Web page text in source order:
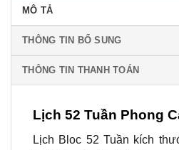
MÔ TẢ
THÔNG TIN BỔ SUNG
THÔNG TIN THANH TOÁN
Lịch 52 Tuần Phong
Lịch Bloc 52 Tuần kích